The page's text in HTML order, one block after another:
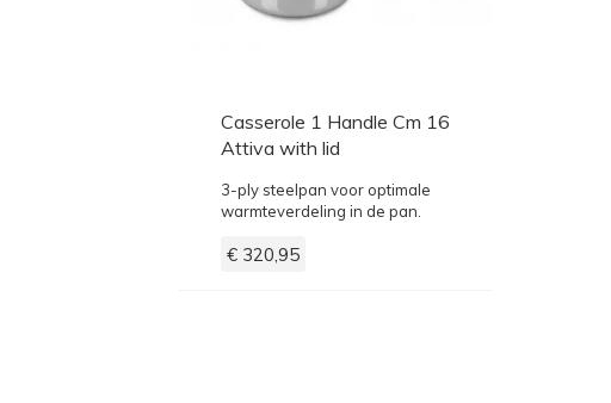
Casserole 1 Handle Cm 16
Attiva with lid
3-ply steelpan voor optimale
warmteverdeling in de pan.
€ 320,95